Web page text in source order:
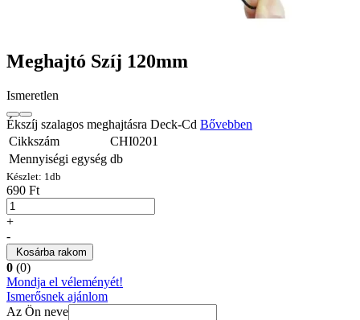
Meghajtó Szíj 120mm
Ismeretlen
Ékszíj szalagos meghajtásra Deck-Cd Bővebben
Cikkszám
CHI0201
Mennyiségi egység db
Készlet: 1db
690 Ft
+
-
Kosárba rakom
0 (0)
Mondja el véleményét!
Ismerősnek ajánlom
Az Ön neve